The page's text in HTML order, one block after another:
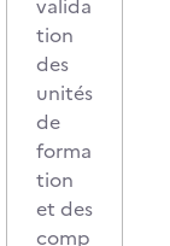
valida
tion
des
unités
de
forma
tion
et des
comp